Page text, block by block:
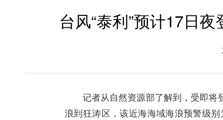
台风“泰利”预计17日
记者从自然资源部了解到，受即将
浪到狂涛区，该近海海域海浪预警级